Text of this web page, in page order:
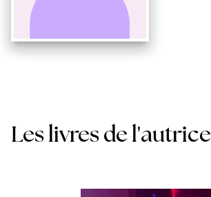
Les livres de l'autrice